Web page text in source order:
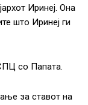
Иринеј. Она
што Иринеј ги
со Папата.
за ставот на